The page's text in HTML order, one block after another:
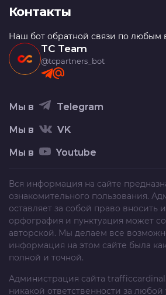
Контакты
Наш бот обратной связи по любым
TC Team
@tcpartners_bot
Мы в Telegram
Мы в VK
Мы в Youtube
Вся информация на сайте
ознакомительного пользования.
оставляет за собой право вносить
орфография и пунктуация может
авторской. Мы делаем все
информация на этом сайте была
полной и точной.
Администрация сайта
никакой ответственности за